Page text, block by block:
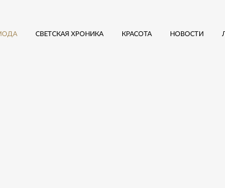
СВЕТСКАЯ ХРОНИКА КРАСОТА НОВОСТИ